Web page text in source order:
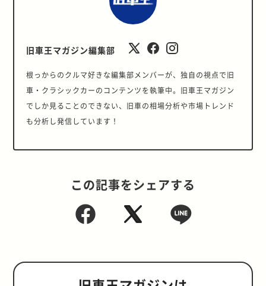
旧車王マガジン編集部
根っからのクルマ好きな編集部メンバーが、独自の視点で旧
車・クラシックカーのコンテンツを執筆中。旧車王マガジン
でしか見ることのできない、旧車の相場分析や市場トレンド
も分析し発信しています！
この記事をシェアする